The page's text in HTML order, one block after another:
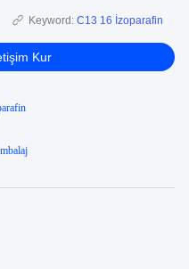
Keyword: C13 16 İzoparafin
Kur